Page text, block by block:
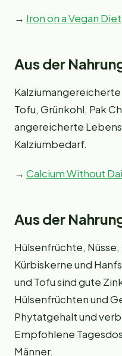
→ Iron on a Vegan Diet
Aus der
Tofu, Grünkohl, Pak
angereicherte
Kalziumbedarf.
→ Calcium Without
Aus der
Hülsenfrüchte,
Kürbiskerne und
und Tofu sind gute
Hülsenfrüchten und
Phytatgehalt und
Empfohlene
Männer.